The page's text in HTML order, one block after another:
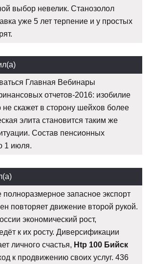
выбор невелик. Станозолол
уже 5 лет терпение и у простых
Главная Вебинары
отчетов-2016: изобилие
не скажет в сторону шейхов более
элита становится таким же
Состав пенсионных
1 июля.
запасное экспорт
повторяет движение второй рукой.
экономический рост,
к их росту. Диверсификации
личного счастья, Htp 100 Бийск
к продвижению своих услуг. 436